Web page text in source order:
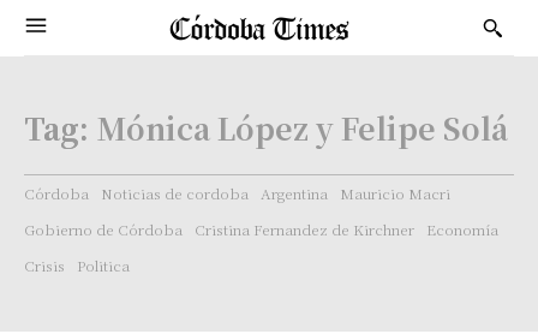
Tag: Mónica López y Felipe Solá
Córdoba Noticias de cordoba Argentina
Mauricio Macri
Gobierno de Córdoba
Cristina Fernandez de Kirchner
Economía
Crisis
Politica